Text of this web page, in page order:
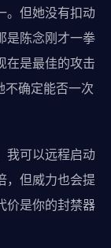
。但她没有扣动
陈念刚才一拳
在是最佳的攻击
不确定能否一次
我可以远程启动
，但威力也会提
价是你的封禁器